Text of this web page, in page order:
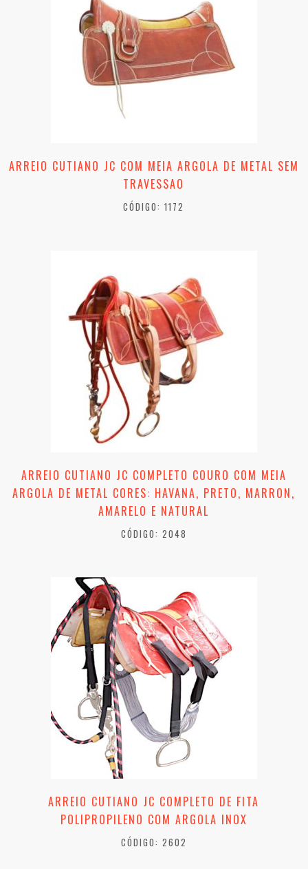
ARREIO CUTIANO JC COM MEIA ARGOLA DE METAL SEM
TRAVESSAO
CÓDIGO: 1172
ARREIO CUTIANO JC COMPLETO COURO COM MEIA
ARGOLA DE METAL CORES: HAVANA, PRETO, MARRON,
AMARELO E NATURAL
CÓDIGO: 2048
ARREIO CUTIANO JC COMPLETO DE FITA
POLIPROPILENO COM ARGOLA INOX
CÓDIGO: 2602